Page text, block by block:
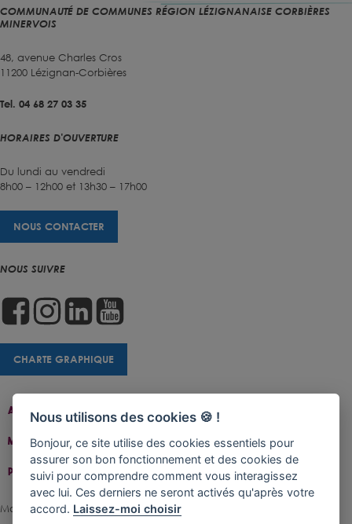
Accueil Contact Plan Du Site Accessibilité
Mentions Légales Gestion De Cookies
Politique De Confidentialité
COMMUNAUTÉ DE COMMUNES RÉGION LÉZIGNANAISE CORBIÈRES
MINERVOIS
48, avenue Charles Cros
11200 Lézignan-Corbières
Tel. 04 68 27 03 35
HORAIRES D'OUVERTURE
Du lundi au vendredi
8h00 – 12h00 et 13h30 – 17h00
NOUS CONTACTER
NOUS SUIVRE
CHARTE GRAPHIQUE
Made with ♥ by Rangoon
Nous utilisons des cookies 🍪 !
Bonjour, ce site utilise des cookies essentiels pour
assurer son bon fonctionnement et des cookies de
suivi pour comprendre comment vous interagissez
avec lui. Ces derniers ne seront activés qu'après votre
accord. Laissez-moi choisir